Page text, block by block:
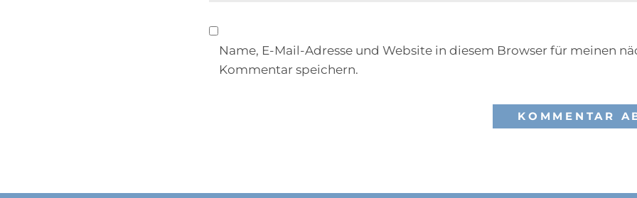
Name, E-Mail-Adresse und Website in diesem Browser für meinen
Kommentar speichern.